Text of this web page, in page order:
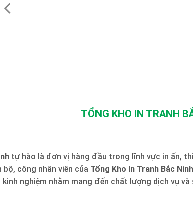
TỔNG KHO IN TRANH
tự hào là đơn vị hàng đầu trong lĩnh vực in ấn,
công nhân viên của Tổng Kho In Tranh Bắc Ninh
nghiệm nhằm mang đến chất lượng dịch vụ và